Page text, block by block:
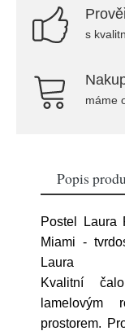
s
máme
Popis
Postel Laura
Miami -
Laura
Kvalitní
lamelovým
prostorem.